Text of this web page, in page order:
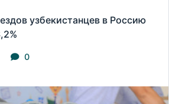
узбекистанцев в Россию
0